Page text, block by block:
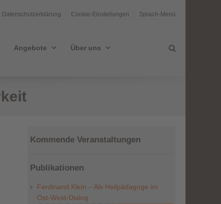
Datenschutzerklärung Cookie-Einstellungen Sprach-Menü
Angebote Über uns
Kommende Veranstaltungen
Publikationen
Ferdinand Klein – Als Heilpädagoge im
Ost-West-Dialog